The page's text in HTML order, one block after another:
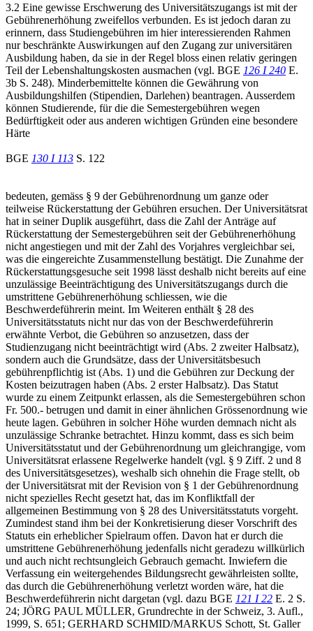
3.2 Eine gewisse Erschwerung des Universitätszugangs ist mit der
Gebührenerhöhung zweifellos verbunden. Es ist jedoch daran zu
erinnern, dass Studiengebühren im hier interessierenden Rahmen
nur beschränkte Auswirkungen auf den Zugang zur universitären
Ausbildung haben, da sie in der Regel bloss einen relativ geringen
Teil der Lebenshaltungskosten ausmachen (vgl. BGE 126 I 240 E.
3b S. 248). Minderbemittelte können die Gewährung von
Ausbildungshilfen (Stipendien, Darlehen) beantragen. Ausserdem
können Studierende, für die die Semestergebühren wegen
Bedürftigkeit oder aus anderen wichtigen Gründen eine besondere
Härte
BGE 130 I 113 S. 122
bedeuten, gemäss § 9 der Gebührenordnung um ganze oder
teilweise Rückerstattung der Gebühren ersuchen. Der Universitätsrat
hat in seiner Duplik ausgeführt, dass die Zahl der Anträge auf
Rückerstattung der Semestergebühren seit der Gebührenerhöhung
nicht angestiegen und mit der Zahl des Vorjahres vergleichbar sei,
was die eingereichte Zusammenstellung bestätigt. Die Zunahme der
Rückerstattungsgesuche seit 1998 lässt deshalb nicht bereits auf eine
unzulässige Beeinträchtigung des Universitätszugangs durch die
umstrittene Gebührenerhöhung schliessen, wie die
Beschwerdeführerin meint. Im Weiteren enthält § 28 des
Universitätsstatuts nicht nur das von der Beschwerdeführerin
erwähnte Verbot, die Gebühren so anzusetzen, dass der
Studienzugang nicht beeinträchtigt wird (Abs. 2 zweiter Halbsatz),
sondern auch die Grundsätze, dass der Universitätsbesuch
gebührenpflichtig ist (Abs. 1) und die Gebühren zur Deckung der
Kosten beizutragen haben (Abs. 2 erster Halbsatz). Das Statut
wurde zu einem Zeitpunkt erlassen, als die Semestergebühren schon
Fr. 500.- betrugen und damit in einer ähnlichen Grössenordnung wie
heute lagen. Gebühren in solcher Höhe wurden demnach nicht als
unzulässige Schranke betrachtet. Hinzu kommt, dass es sich beim
Universitätsstatut und der Gebührenordnung um gleichrangige, vom
Universitätsrat erlassene Regelwerke handelt (vgl. § 9 Ziff. 2 und 8
des Universitätsgesetzes), weshalb sich ohnehin die Frage stellt, ob
der Universitätsrat mit der Revision von § 1 der Gebührenordnung
nicht spezielles Recht gesetzt hat, das im Konfliktfall der
allgemeinen Bestimmung von § 28 des Universitätsstatuts vorgeht.
Zumindest stand ihm bei der Konkretisierung dieser Vorschrift des
Statuts ein erheblicher Spielraum offen. Davon hat er durch die
umstrittene Gebührenerhöhung jedenfalls nicht geradezu willkürlich
und auch nicht rechtsungleich Gebrauch gemacht. Inwiefern die
Verfassung ein weitergehendes Bildungsrecht gewährleisten sollte,
das durch die Gebührenerhöhung verletzt worden wäre, hat die
Beschwerdeführerin nicht dargetan (vgl. dazu BGE 121 I 22 E. 2 S.
24; JÖRG PAUL MÜLLER, Grundrechte in der Schweiz, 3. Aufl.,
1999, S. 651; GERHARD SCHMID/MARKUS Schott, St. Galler